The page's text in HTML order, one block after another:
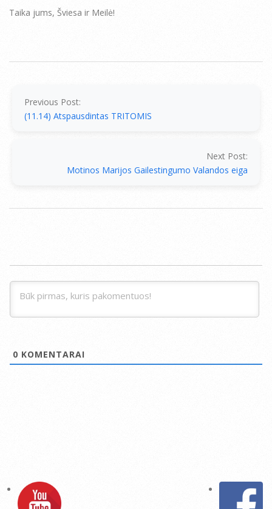
Taika jums, Šviesa ir Meilė!
Previous Post:
(11.14) Atspausdintas TRITOMIS
Next Post:
Motinos Marijos Gailestingumo Valandos eiga
0 KOMENTARAI